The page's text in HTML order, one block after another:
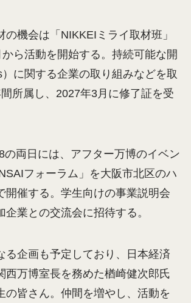
の機会は「NIKKEIミライ取材班」
ら活動を開始する。持続可能な開
に関する企業の取り組みなどを取
所属し、2027年3月に修了証を受
の両日には、アフター万博のイベン
フォーラム」を大阪市北区のハ
開催する。学生向けの事業説明会
企業との交流会に招待する。
る企画も予定しており、日本経済
西万博室長を務めた楢崎健次郎氏
の皆さん。仲間を増やし、活動を